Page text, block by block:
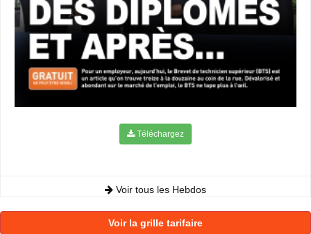
Téléchargez
Voir tous les Hebdos
Voir la grille tarifaire